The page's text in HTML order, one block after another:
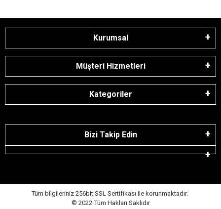
Kurumsal
Müşteri Hizmetleri
Kategoriler
Bizi Takip Edin
Tüm bilgileriniz 256bit SSL Sertifikası ile korunmaktadır.
© 2022 Tüm Hakları Saklıdır